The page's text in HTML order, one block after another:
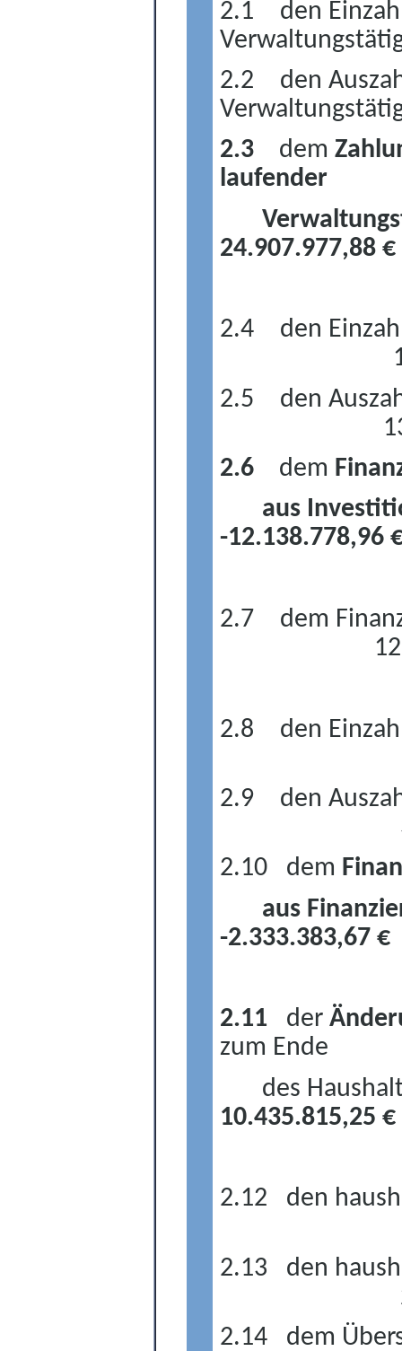
2.1
den
2.2
den
2.3
dem
laufender
24.907.977,88 €
2.4
den
2.5
den
2.6
dem
aus
-12.138.778,96
2.7
dem
2.8 den
2.9
den
2.10
dem
aus
-2.333.383,67 €
2.11 der
zum Ende
des
10.435.815,25 €
2.12 den
2.13
den
2.14
dem